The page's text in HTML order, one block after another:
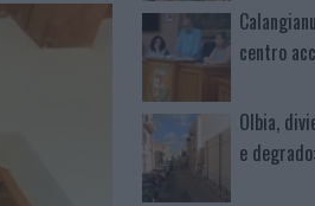
centro
Olbia,
e